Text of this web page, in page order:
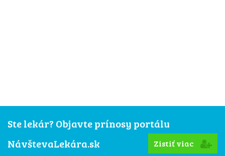
Ste lekár? Objavte prínosy portálu
NávštevaLekára.sk
Zistiť viac